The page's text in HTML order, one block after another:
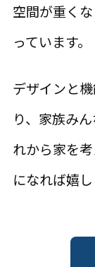
空間が重く
っています。
デザインと
り、家族み
れから家を
になれば嬉し